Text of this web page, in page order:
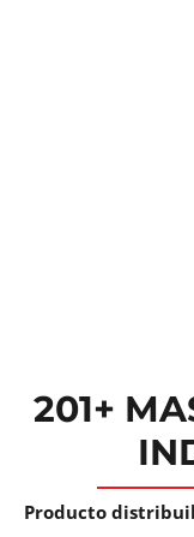
201+
Producto